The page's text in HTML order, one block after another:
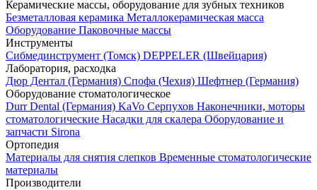
Керамические массы, оборудование для зубных техников
Безметалловая керамика Металлокерамическая масса
Оборудование Паковочные массы
Инструменты
Cибмединструмент (Томск) DEPPELER (Швейцария)
Лаборатория, расходка
Дюр Дентал (Германия) Спофа (Чехия) Шефтнер (Германия)
Оборудование стоматологическое
Durr Dental (Германия) KaVo Серпухов Наконечники, моторы
стоматологические Насадки для скалера Оборудование и
запчасти Sirona
Ортопедия
Материалы для снятия слепков Временные стоматологические
материалы
Производители